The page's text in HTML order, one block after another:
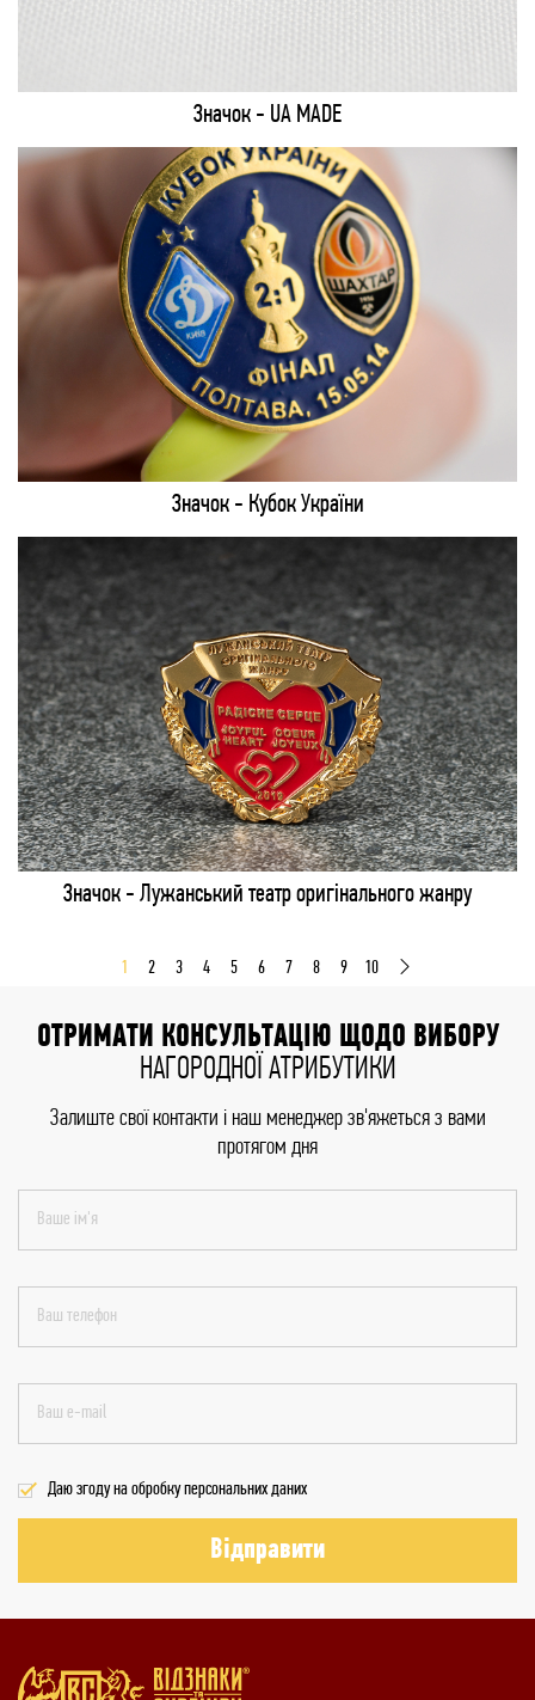
Значок - UA MADE
Значок - Кубок України
Значок - Лужанський театр оригінального жанру
1 2 3 4 5 6 7 8 9 10
ОТРИМАТИ КОНСУЛЬТАЦІЮ ЩОДО ВИБОРУ
НАГОРОДНОЇ АТРИБУТИКИ
Залиште свої контакти і наш менеджер зв'яжеться з вами
протягом дня
Даю згоду на обробку персональних даних
Відправити